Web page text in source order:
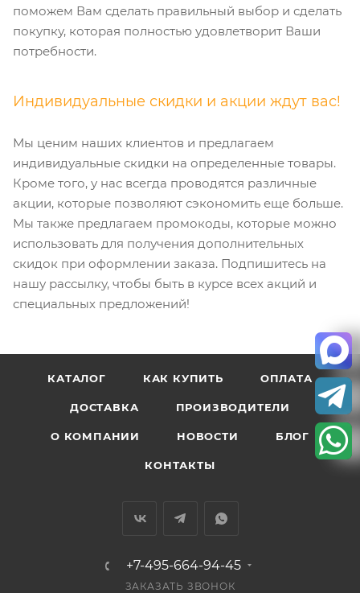
поможем Вам сделать правильный выбор и сделать
покупку, которая полностью удовлетворит Ваши
потребности.
Индивидуальные скидки и акции ждут вас!
Мы ценим наших клиентов и предлагаем
индивидуальные скидки на определенные товары.
Кроме того, у нас всегда проводятся различные
акции, которые позволяют сэкономить еще больше.
Мы также предлагаем промокоды, которые можно
использовать для получения дополнительных
скидок при оформлении заказа. Подпишитесь на
нашу рассылку, чтобы быть в курсе всех акций и
специальных предложений!
КАТАЛОГ КАК КУПИТЬ ОПЛАТА
ДОСТАВКА ПРОИЗВОДИТЕЛИ
О КОМПАНИИ НОВОСТИ БЛОГ
КОНТАКТЫ
+7-495-664-94-45
ЗАКАЗАТЬ ЗВОНОК